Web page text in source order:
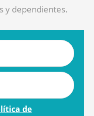
y dependientes.
de